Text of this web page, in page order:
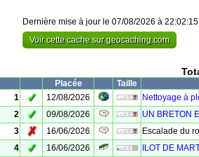
Dernière mise à jour le 07/08/2026 à 22:02:15
Voir cette cache sur geocaching.com
Placée
Taille
1
✓ 12/08/2026
Nettoyage à
2
✓ 09/08/2026
UN BRETON
3
✗ 16/06/2026
Escalade du
4
✓ 16/06/2026
ILOT DE